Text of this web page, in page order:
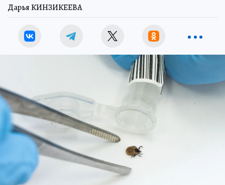
Дарья КИНЗИКЕЕВА